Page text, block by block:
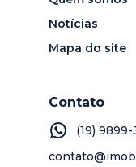
Notícias
Mapa do site
Contato
(19)